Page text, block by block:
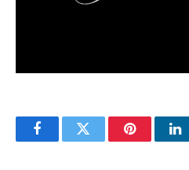
FacebookTwitter Pinterest